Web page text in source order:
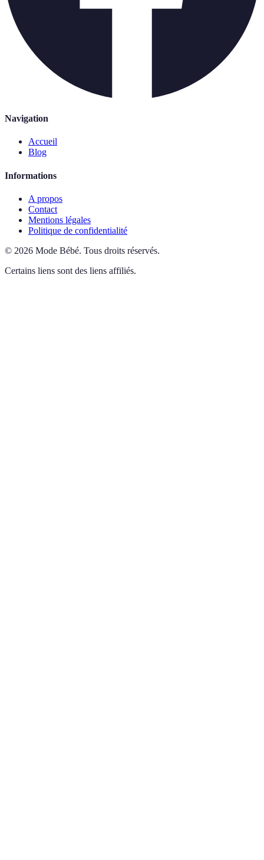
Navigation
Accueil
Blog
Informations
A propos
Contact
Mentions légales
Politique de confidentialité
© 2026 Mode Bébé. Tous droits réservés.
Certains liens sont des liens affiliés.